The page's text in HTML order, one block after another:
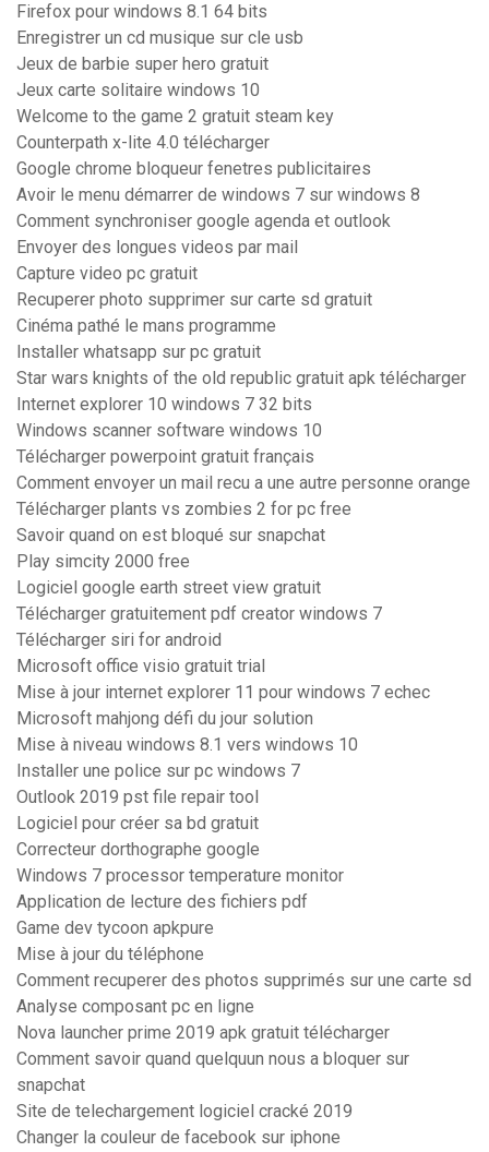
Firefox pour windows 8.1 64 bits
Enregistrer un cd musique sur cle usb
Jeux de barbie super hero gratuit
Jeux carte solitaire windows 10
Welcome to the game 2 gratuit steam key
Counterpath x-lite 4.0 télécharger
Google chrome bloqueur fenetres publicitaires
Avoir le menu démarrer de windows 7 sur windows 8
Comment synchroniser google agenda et outlook
Envoyer des longues videos par mail
Capture video pc gratuit
Recuperer photo supprimer sur carte sd gratuit
Cinéma pathé le mans programme
Installer whatsapp sur pc gratuit
Star wars knights of the old republic gratuit apk télécharger
Internet explorer 10 windows 7 32 bits
Windows scanner software windows 10
Télécharger powerpoint gratuit français
Comment envoyer un mail recu a une autre personne orange
Télécharger plants vs zombies 2 for pc free
Savoir quand on est bloqué sur snapchat
Play simcity 2000 free
Logiciel google earth street view gratuit
Télécharger gratuitement pdf creator windows 7
Télécharger siri for android
Microsoft office visio gratuit trial
Mise à jour internet explorer 11 pour windows 7 echec
Microsoft mahjong défi du jour solution
Mise à niveau windows 8.1 vers windows 10
Installer une police sur pc windows 7
Outlook 2019 pst file repair tool
Logiciel pour créer sa bd gratuit
Correcteur dorthographe google
Windows 7 processor temperature monitor
Application de lecture des fichiers pdf
Game dev tycoon apkpure
Mise à jour du téléphone
Comment recuperer des photos supprimés sur une carte sd
Analyse composant pc en ligne
Nova launcher prime 2019 apk gratuit télécharger
Comment savoir quand quelquun nous a bloquer sur
snapchat
Site de telechargement logiciel cracké 2019
Changer la couleur de facebook sur iphone